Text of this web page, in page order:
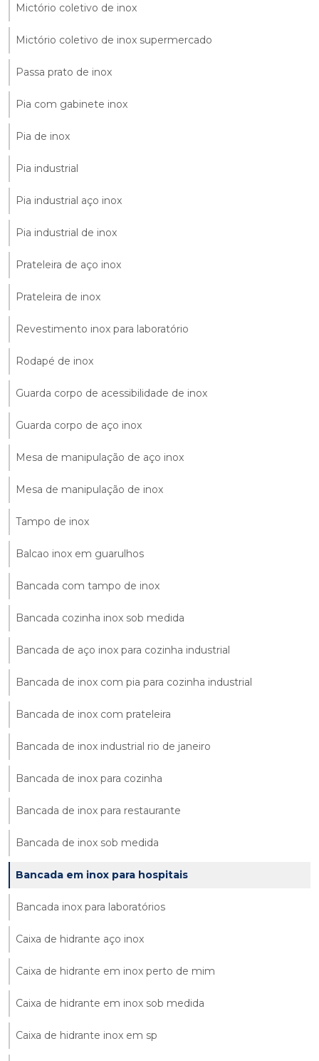
Mictório coletivo de inox
Mictório coletivo de inox supermercado
Passa prato de inox
Pia com gabinete inox
Pia de inox
Pia industrial
Pia industrial aço inox
Pia industrial de inox
Prateleira de aço inox
Prateleira de inox
Revestimento inox para laboratório
Rodapé de inox
Guarda corpo de acessibilidade de inox
Guarda corpo de aço inox
Mesa de manipulação de aço inox
Mesa de manipulação de inox
Tampo de inox
Balcao inox em guarulhos
Bancada com tampo de inox
Bancada cozinha inox sob medida
Bancada de aço inox para cozinha industrial
Bancada de inox com pia para cozinha industrial
Bancada de inox com prateleira
Bancada de inox industrial rio de janeiro
Bancada de inox para cozinha
Bancada de inox para restaurante
Bancada de inox sob medida
Bancada em inox para hospitais
Bancada inox para laboratórios
Caixa de hidrante aço inox
Caixa de hidrante em inox perto de mim
Caixa de hidrante em inox sob medida
Caixa de hidrante inox em sp